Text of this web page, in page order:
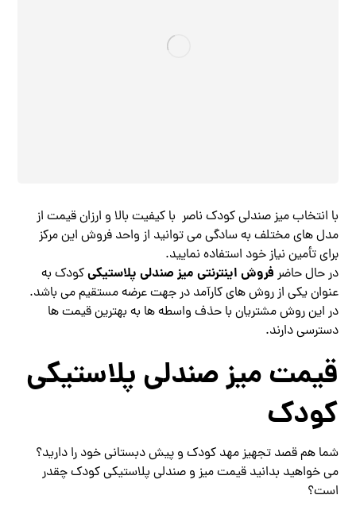
با انتخاب میز صندلی کودک ناصر با کیفیت بالا و ارزان قیمت از
مدل های مختلف به سادگی می توانید از واحد فروش این مرکز
برای تأمین نیاز خود استفاده نمایید.
در حال حاضر فروش اینترنتی میز صندلی پلاستیکیکودک به
عنوان یکی از روش های کارآمد در جهت عرضه مستقیم می باشد.
در این روش مشتریان با حذف واسطه ها به بهترین قیمت ها
دسترسی دارند.
قیمت میز صندلی پلاستیکی
کودک
شما هم قصد تجهیز مهد کودک و پیش دبستانی خود را دارید؟
می خواهید بدانید قیمت میز و صندلی پلاستیکی کودک چقدر
است؟